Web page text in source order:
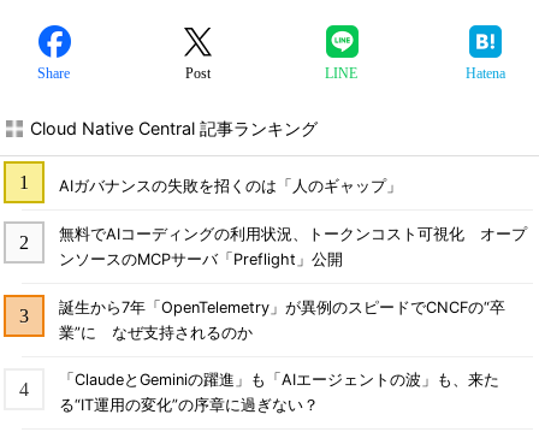
Share Post LINE Hatena
Cloud Native Central 記事ランキング
AIガバナンスの失敗を招くのは「人のギャップ」
無料でAIコーディングの利用状況、トークンコスト可視化 オープ
ンソースのMCPサーバ「Preflight」公開
誕生から7年「OpenTelemetry」が異例のスピードでCNCFの“卒
業”に なぜ支持されるのか
「ClaudeとGeminiの躍進」も「AIエージェントの波」も、来た
る“IT運用の変化”の序章に過ぎない？